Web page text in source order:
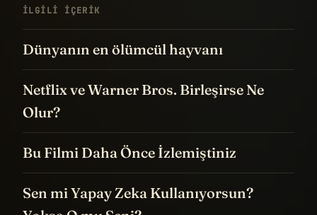
İLGILI IÇERIK
Dünyanın en ölümcül hayvanı
Netflix ve Warner Bros. Birleşirse Ne
Olur?
Bu Filmi Daha Önce İzlemiştiniz
Sen mi Yapay Zeka Kullanıyorsun?